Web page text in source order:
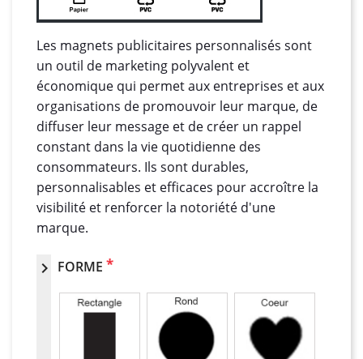
Les magnets publicitaires personnalisés sont
un outil de marketing polyvalent et
économique qui permet aux entreprises et aux
organisations de promouvoir leur marque, de
diffuser leur message et de créer un rappel
constant dans la vie quotidienne des
consommateurs. Ils sont durables,
personnalisables et efficaces pour accroître la
visibilité et renforcer la notoriété d'une
marque.
chevron_right FORME *